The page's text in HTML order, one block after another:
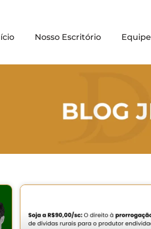
Nosso Escritório Equipe